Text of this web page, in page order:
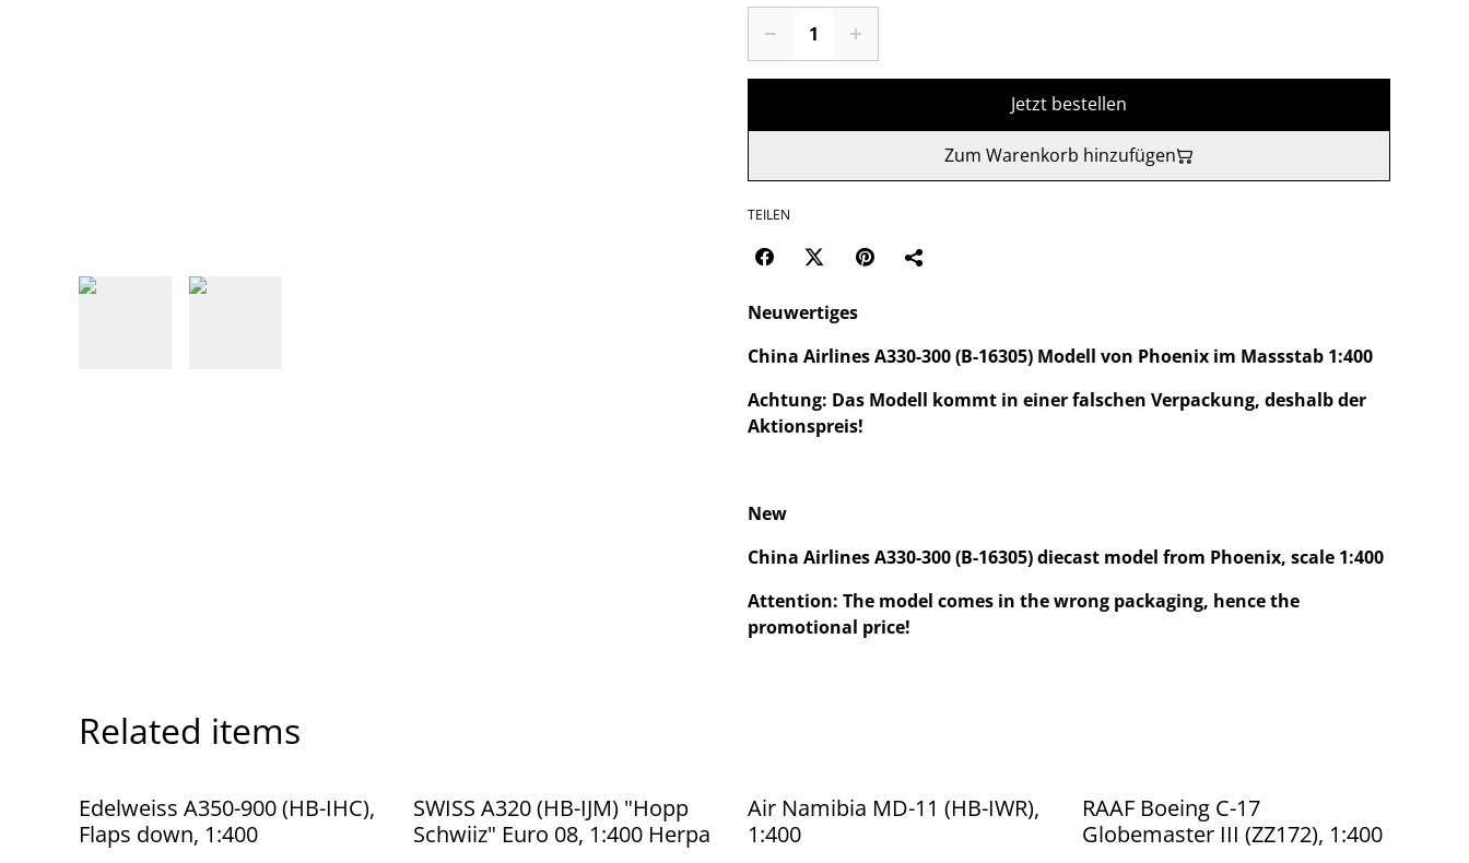
Jetzt bestellen
Zum Warenkorb hinzufügen
TEILEN
Neuwertiges
China Airlines A330-300 (B-16305) Modell von Phoenix im Massstab 1:400
Achtung: Das Modell kommt in einer falschen Verpackung, deshalb der
Aktionspreis!
New
China Airlines A330-300 (B-16305) diecast model from Phoenix, scale 1:400
Attention: The model comes in the wrong packaging, hence the
promotional price!
Related items
Edelweiss A350-900 (HB-IHC),
Flaps down, 1:400
%
SWISS A320 (HB-IJM) "Hopp
Schwiiz" Euro 08, 1:400 Herpa
Air Namibia MD-11 (HB-IWR),
1:400
RAAF Boeing C-17
Globemaster III (ZZ172), 1:400